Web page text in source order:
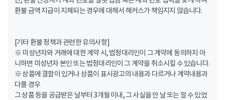
환불 금액 지급이 지체되는 경우에 대해서 해커스가 책임지지 않습니다.
[기타 환불 정책과 관련한 유의사항]
※ 미성년자와 거래에 대한 계약 시, 법정대리인이 그 계약에 동의하지 아
니하면 미성년자 본인 또는 법정대리인이 그 계약을 취소시킬 수 있습니다.
※ 상품에 결함이 있거나 상품이 표시광고의 내용과 다르거나 계약내용과
다를 경우
그 상품 등을 공급받은 날부터 3개월 이내, 그 사실을 안 날 또는 알 수 있었